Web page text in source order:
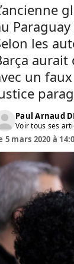
les
un
Paul Arnaud
Voir tous ses
5 mars 2020 à